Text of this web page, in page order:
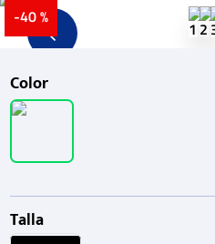
-40 %
Color
Talla